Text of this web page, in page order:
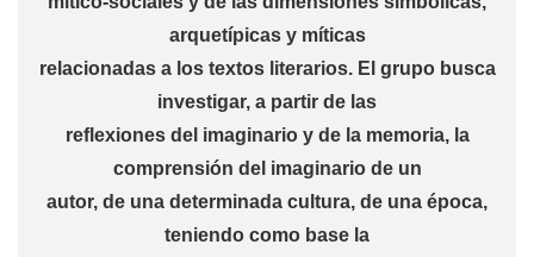
arquetípicas y míticas
relacionadas a los textos literarios. El grupo busca
investigar, a partir de las
reflexiones del imaginario y de la memoria, la
comprensión del imaginario de un
autor, de una determinada cultura, de una época,
teniendo como base la